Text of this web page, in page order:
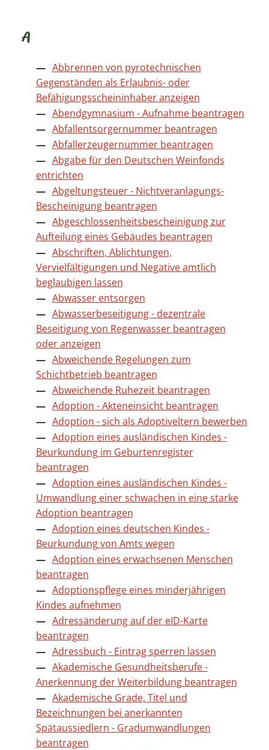
A
Abbrennen von pyrotechnischen
Gegenständen als Erlaubnis- oder
Befähigungsscheininhaber anzeigen
Abendgymnasium - Aufnahme beantragen
Abfallentsorgernummer beantragen
Abfallerzeugernummer beantragen
Abgabe für den Deutschen Weinfonds
entrichten
Abgeltungsteuer - Nichtveranlagungs-
Bescheinigung beantragen
Abgeschlossenheitsbescheinigung zur
Aufteilung eines Gebäudes beantragen
Abschriften, Ablichtungen,
Vervielfältigungen und Negative amtlich
beglaubigen lassen
Abwasser entsorgen
Abwasserbeseitigung - dezentrale
Beseitigung von Regenwasser beantragen
oder anzeigen
Abweichende Regelungen zum
Schichtbetrieb beantragen
Abweichende Ruhezeit beantragen
Adoption - Akteneinsicht beantragen
Adoption - sich als Adoptiveltern bewerben
Adoption eines ausländischen Kindes -
Beurkundung im Geburtenregister
beantragen
Adoption eines ausländischen Kindes -
Umwandlung einer schwachen in eine starke
Adoption beantragen
Adoption eines deutschen Kindes -
Beurkundung von Amts wegen
Adoption eines erwachsenen Menschen
beantragen
Adoptionspflege eines minderjährigen
Kindes aufnehmen
Adressänderung auf der eID-Karte
beantragen
Adressbuch - Eintrag sperren lassen
Akademische Gesundheitsberufe -
Anerkennung der Weiterbildung beantragen
Akademische Grade, Titel und
Bezeichnungen bei anerkannten
Spätaussiedlern - Gradumwandlungen
beantragen